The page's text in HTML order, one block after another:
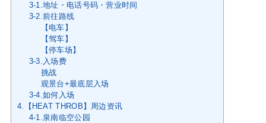
3-1.地址・电话号码・营业时间
3-2.前往路线
【电车】
【驾车】
【停车场】
3-3.入场费
挑战
观景台+最底层入场
3-4.如何入场
4.【HEAT THROB】周边资讯
4-1.泉南临空公园